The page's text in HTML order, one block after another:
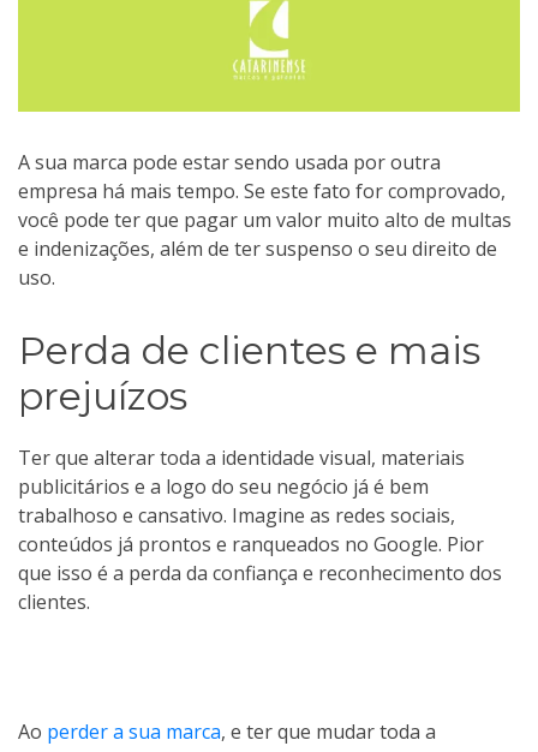
A sua marca pode estar sendo usada por outra
empresa há mais tempo. Se este fato for comprovado,
você pode ter que pagar um valor muito alto de multas
e indenizações, além de ter suspenso o seu direito de
uso.
Perda de clientes e mais
prejuízos
Ter que alterar toda a identidade visual, materiais
publicitários e a logo do seu negócio já é bem
trabalhoso e cansativo. Imagine as redes sociais,
conteúdos já prontos e ranqueados no Google. Pior
que isso é a perda da confiança e reconhecimento dos
clientes.
Ao perder a sua marca, e ter que mudar toda a